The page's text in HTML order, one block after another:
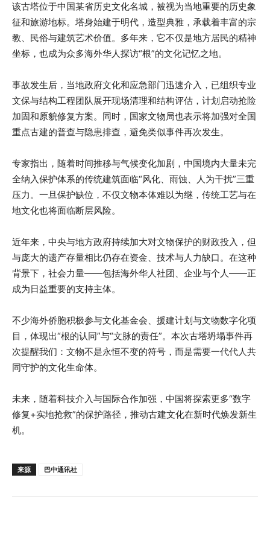
该古塔位于中国某省历史文化名城，被视为当地重要的历史象
征和旅游地标。塔身始建于明代，造型典雅，承载着丰富的宗
教、民俗与建筑艺术价值。多年来，它不仅是地方居民的精神
坐标，也成为众多海外华人探访“根”的文化记忆之地。
事故发生后，当地政府文化和应急部门迅速介入，已组织专业
文保与结构工程团队展开现场清理和结构评估，计划启动抢险
加固和原貌修复方案。同时，国家文物局也表示将加强对全国
重点古建的普查与隐患排查，避免类似事件再次发生。
专家指出，随着时间推移与气候变化加剧，中国境内大量未完
全纳入保护体系的传统建筑面临“风化、雨蚀、人为干扰”三重
压力。一旦保护缺位，不仅文物本体难以为继，传统工艺与在
地文化也将面临断层风险。
近年来，中央与地方政府持续加大对文物保护的财政投入，但
与庞大的遗产存量相比仍存在资金、技术与人力缺口。在这种
背景下，社会力量——包括海外华人社团、企业与个人——正
成为日益重要的支持主体。
不少海外侨胞积极参与文化基金会、援建计划与文物数字化项
目，体现出“根的认同”与“文脉的责任”。本次古塔坍塌事件再
次提醒我们：文物不是永恒不变的符号，而是需要一代代人共
同守护的文化生命体。
未来，随着科技介入与国际合作加强，中国将探索更多“数字
修复+实地抢救”的保护路径，推动古建文化在新时代焕发新生
机。
来源 巴中通讯社